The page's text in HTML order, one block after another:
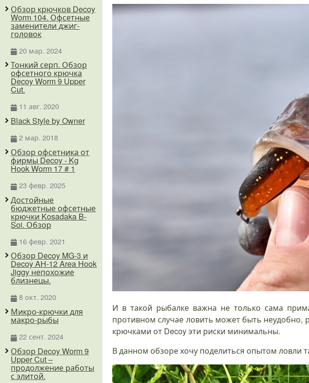
И в такой рыбалке важна не только сама
противном случае ловить может быть неудобно,
крючками от Decoy эти риски минимальны.
В данном обзоре хочу поделиться опытом ловли
Обзор крючков Decoy
Worm 104. Офсетные
заменители джиг-
головок
20 мар. 2024
Тонкий серп. Обзор
офсетного крючка
Decoy Worm 9 Upper
Cut.
11 авг. 2020
Black Style by Owner
2 мар. 2018
Обзор офсетника от
фирмы Decoy - Kg
Hook Worm 17 # 1
23 февр. 2025
Достойные
бюджетные офсетные
крючки Kosadaka B-
Soi. Обзор
16 февр. 2021
Обзор Decoy MG-3 и
Decoy AH-12 Area Hook
Jiggy непохожие
близнецы.
8 окт. 2020
Микро-крючки для
макро-рыбы
22 сент. 2024
Обзор Decoy Worm 9
Upper Cut –
продолжение работы
с элитой.